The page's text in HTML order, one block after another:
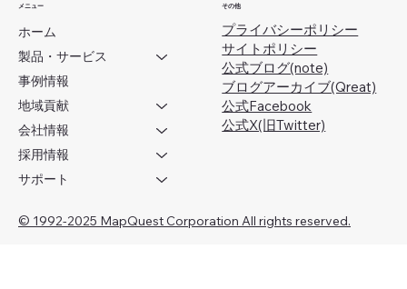
メニュー
ホーム
製品・サービス
事例情報
地域貢献
会社情報
採用情報
サポート
その他
プライバシーポリシー
サイトポリシー
公式ブログ(note)
ブログアーカイブ(Qreat)
​公式Facebook
公式X(旧Twitter)
© 1992-2025 MapQuest Corporation All rights reserved.